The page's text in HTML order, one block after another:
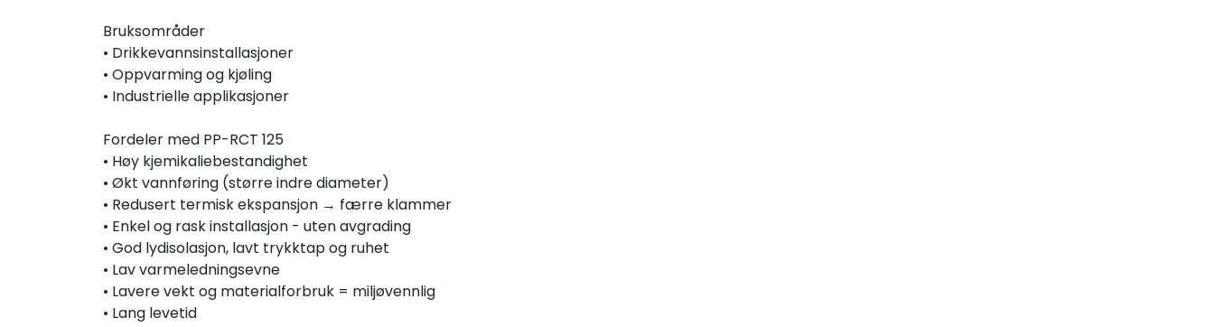
Bruksområder
• Drikkevannsinstallasjoner
• Oppvarming og kjøling
• Industrielle applikasjoner
Fordeler med PP-RCT 125
• Høy kjemikaliebestandighet
• Økt vannføring (større indre diameter)
• Redusert termisk ekspansjon → færre klammer
• Enkel og rask installasjon - uten avgrading
• God lydisolasjon, lavt trykktap og ruhet
• Lav varmeledningsevne
• Lavere vekt og materialforbruk = miljøvennlig
• Lang levetid